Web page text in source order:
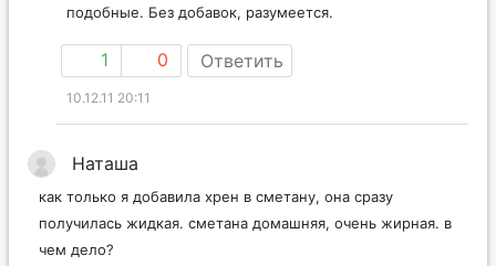
подобные. Без добавок, разумеется.
1 0 Ответить
10.12.11 20:11
Наташа
как только я добавила хрен в сметану, она сразу
получилась жидкая. сметана домашняя, очень жирная. в
чем дело?